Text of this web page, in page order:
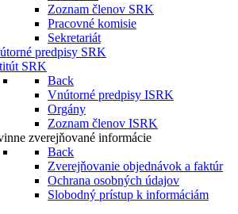
Zoznam členov SRK
Pracovné komisie
Sekretariát
predpisy SRK
SRK
Back
Vnútorné predpisy ISRK
Orgány
Zoznam členov ISRK
zverejňované informácie
Back
Zverejňovanie objednávok a faktúr
Ochrana osobných údajov
Slobodný prístup k informáciám